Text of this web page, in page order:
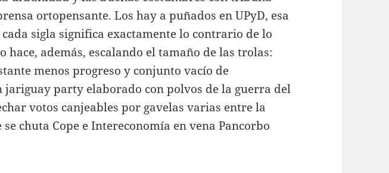
ortopensante. Los hay a puñados en UPyD, esa
sigla significa exactamente lo contrario de lo
hace, además, escalando el tamaño de las trolas:
menos progreso y conjunto vacío de
jariguay party elaborado con polvos de la guerra del
votos canjeables por gavelas varias entre la
chuta Cope e Intereconomía en vena Pancorbo